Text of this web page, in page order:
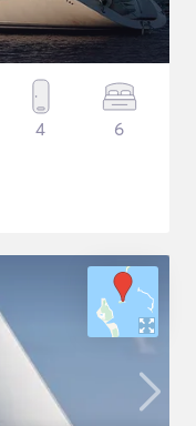
4 6